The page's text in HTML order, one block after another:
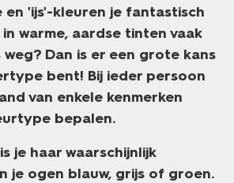
'ijs'-kleuren je fantastisch
in warme, aardse tinten vaak
Dan is er een grote kans
bent! Bij ieder persoon
van enkele kenmerken
bepalen.
je haar waarschijnlijk
je ogen blauw, grijs of groen.